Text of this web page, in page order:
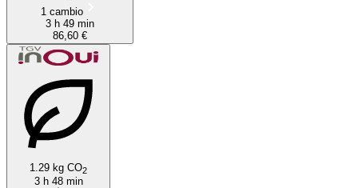
1 cambio
3 h 49 min
86,60 €
1.29 kg CO2
3 h 48 min